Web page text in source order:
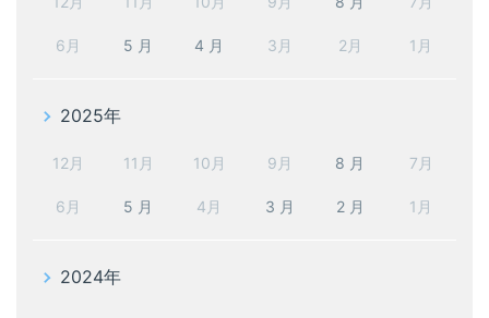
6月 5 月 4 月 3月 2月 1月
2025年
12月 11月 10月 9月 8 月 7月
6月 5 月 4月 3 月 2 月 1月
2024年